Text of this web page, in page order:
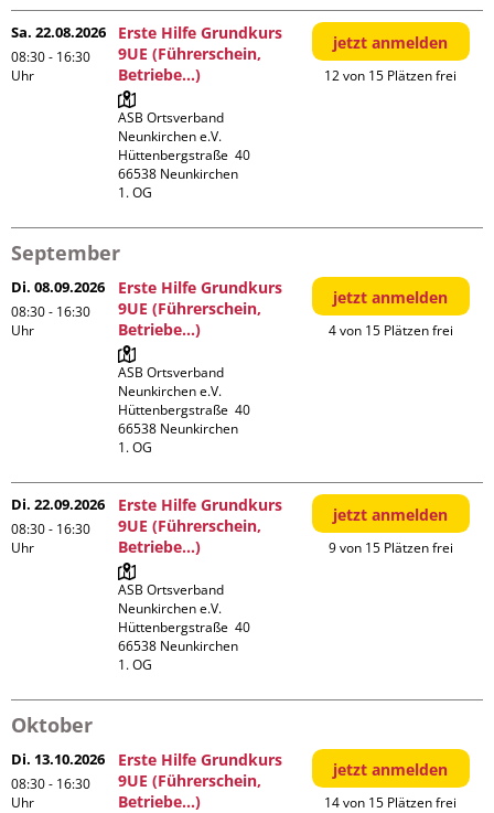
Sa. 22.08.2026
08:30 - 16:30
Uhr
Erste Hilfe Grundkurs
9UE (Führerschein,
Betriebe...)
ASB Ortsverband
Neunkirchen e.V.
Hüttenbergstraße  40
66538 Neunkirchen
1. OG
jetzt anmelden
12 von 15 Plätzen frei
September
Di. 08.09.2026
08:30 - 16:30
Uhr
Erste Hilfe Grundkurs
9UE (Führerschein,
Betriebe...)
ASB Ortsverband
Neunkirchen e.V.
Hüttenbergstraße  40
66538 Neunkirchen
1. OG
jetzt anmelden
4 von 15 Plätzen frei
Di. 22.09.2026
08:30 - 16:30
Uhr
Erste Hilfe Grundkurs
9UE (Führerschein,
Betriebe...)
ASB Ortsverband
Neunkirchen e.V.
Hüttenbergstraße  40
66538 Neunkirchen
1. OG
jetzt anmelden
9 von 15 Plätzen frei
Oktober
Di. 13.10.2026
08:30 - 16:30
Uhr
Erste Hilfe Grundkurs
9UE (Führerschein,
Betriebe...)
jetzt anmelden
14 von 15 Plätzen frei